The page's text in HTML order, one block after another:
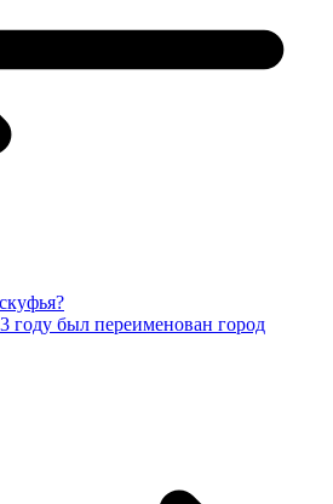
году был переименован город